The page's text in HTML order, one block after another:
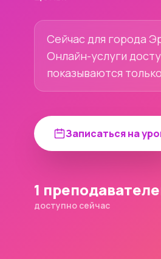
Сейчас для города
Онлайн-услуги
показываются
Записаться на
1
доступно сейчас